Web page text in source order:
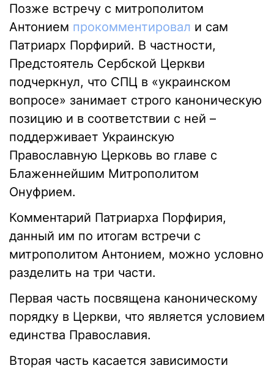
Позже встречу с митрополитом
Антонием прокомментировал и сам
Патриарх Порфирий. В частности,
Предстоятель Сербской Церкви
подчеркнул, что СПЦ в «украинском
вопросе» занимает строго каноническую
позицию и в соответствии с ней –
поддерживает Украинскую
Православную Церковь во главе с
Блаженнейшим Митрополитом
Онуфрием.
Комментарий Патриарха Порфирия,
данный им по итогам встречи с
митрополитом Антонием, можно условно
разделить на три части.
Первая часть посвящена каноническому
порядку в Церкви, что является условием
единства Православия.
Вторая часть касается зависимости